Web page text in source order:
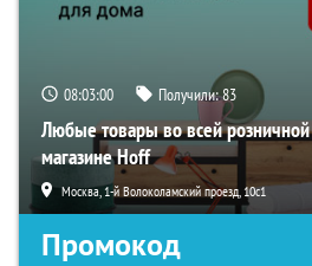
08:02:59 Получили:83
Любые товары во всей розничной
магазине Hoff
Москва, 1-й Волоколамский проезд, 10с1
Промокод